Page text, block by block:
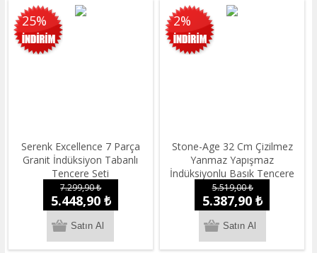
25%
Serenk Excellence 7 Parça
Granit İndüksiyon Tabanlı
Tencere Seti
7.299,90 ₺
5.448,90 ₺
2%
Stone-Age 32 Cm Çizilmez
Yanmaz Yapışmaz
İndüksiyonlu Basık Tencere
5.519,00 ₺
5.387,90 ₺